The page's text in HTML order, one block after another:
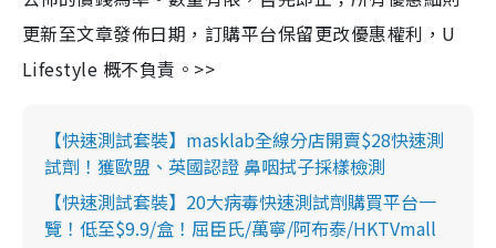
更新至文章發佈日期，訂購平台保留更改優惠權利，U
Lifestyle 概不負責。>>
【快速測試套裝】masklab全線分店開賣$28快速測
試劑！獲歐盟、英國認證 鼻咽拭子採樣檢測
【快速測試套裝】20大病毒快速測試劑購買平台一
覽！低至$9.9/盒！屈臣氏/萬寧/阿布泰/HKTVmall